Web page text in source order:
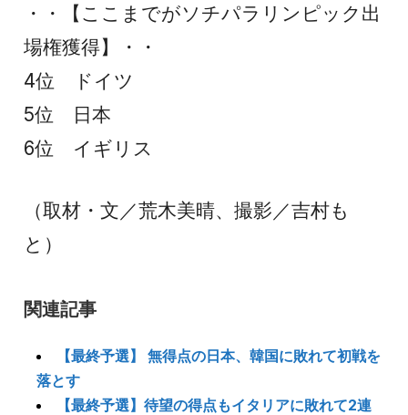
・・【ここまでがソチパラリンピック出
場権獲得】・・
4位 ドイツ
5位 日本
6位 イギリス
（取材・文／荒木美晴、撮影／吉村も
と）
関連記事
【最終予選】 無得点の日本、韓国に敗れて初戦を
落とす
【最終予選】待望の得点もイタリアに敗れて2連